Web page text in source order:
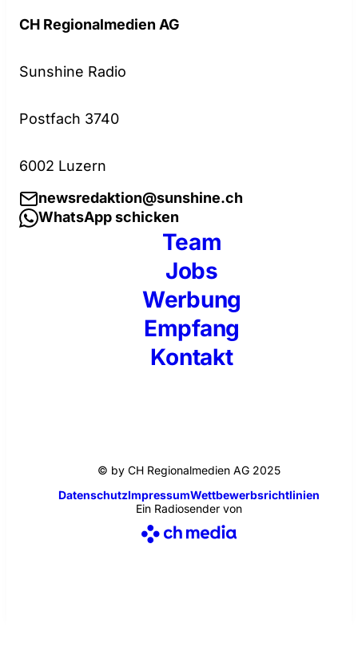
CH Regionalmedien AG
Sunshine Radio
Postfach 3740
6002 Luzern
newsredaktion@sunshine.ch
WhatsApp schicken
Team
Jobs
Werbung
Empfang
Kontakt
© by CH Regionalmedien AG 2025
DatenschutzImpressumWettbewerbsrichtlinien
Ein Radiosender von